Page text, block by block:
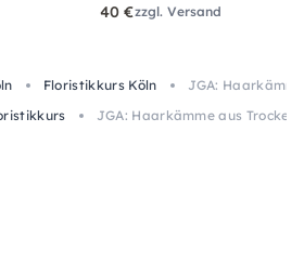
40 €zzgl. Versand
Floristikkurs Köln
JGA:
JGA: Haarkämme aus